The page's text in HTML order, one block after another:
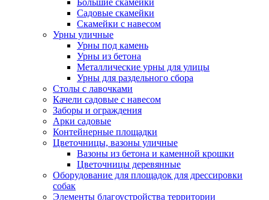
Большие скамейки
Садовые скамейки
Скамейки с навесом
Урны уличные
Урны под камень
Урны из бетона
Металлические урны для улицы
Урны для раздельного сбора
Столы с лавочками
Качели садовые с навесом
Заборы и ограждения
Арки садовые
Контейнерные площадки
Цветочницы, вазоны уличные
Вазоны из бетона и каменной крошки
Цветочницы деревянные
Оборудование для площадок для дрессировки
собак
Элементы благоустройства территории